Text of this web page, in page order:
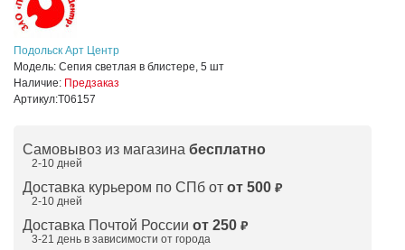
Подольск Арт Центр
Модель: Сепия светлая в блистере, 5 шт
Наличие: Предзаказ
Артикул:Т06157
Самовывоз из магазина бесплатно
2-10 дней
Доставка курьером по СПб от от 500 ₽
2-10 дней
Доставка Почтой России от 250 ₽
3-21 день в зависимости от города